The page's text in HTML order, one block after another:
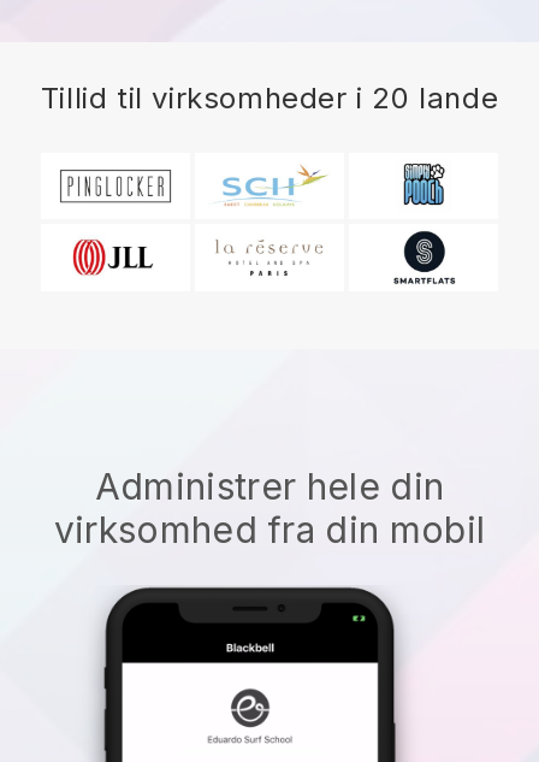
Tillid til virksomheder i 20 lande
Administrer hele din
virksomhed fra din mobil